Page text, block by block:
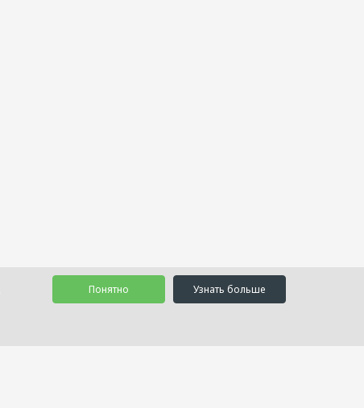
Понятно Узнать больше